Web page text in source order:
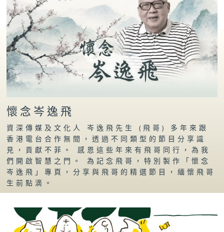
懷念岑逸飛
資深傳媒及文化人 岑逸飛先生 (飛哥) 多年來跟
香港電台合作無間，透過不同類型的節目分享識
見，貢獻不菲。 感恩這些年來有飛哥同行，為我
們開啟智慧之門。 為記念飛哥，特別製作「懷念
岑逸飛」專頁，分享與飛哥的精選節目，緬懷飛哥
生前點滴。